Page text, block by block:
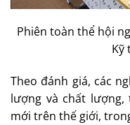
Phiên toàn thể hội
Kỹ
Theo đánh giá, các
lượng và chất lượng,
mới trên thế giới,